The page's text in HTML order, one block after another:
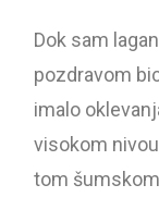
Dok sam
pozdravom
imalo
visokom
tom